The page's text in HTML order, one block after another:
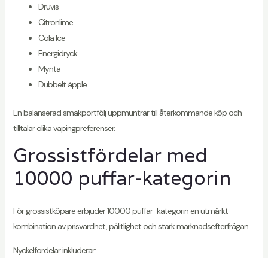
Druvis
Citronlime
Cola Ice
Energidryck
Mynta
Dubbelt äpple
En balanserad smakportfölj uppmuntrar till återkommande köp och
tilltalar olika vapingpreferenser.
Grossistfördelar med
10000 puffar-kategorin
För grossistköpare erbjuder 10000 puffar-kategorin en utmärkt
kombination av prisvärdhet, pålitlighet och stark marknadsefterfrågan.
Nyckelfördelar inkluderar: